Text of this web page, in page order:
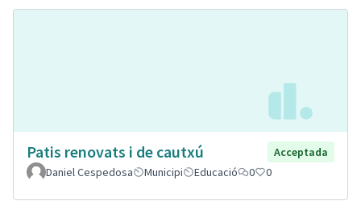
Patis renovats i de cautxú
Acceptada
Daniel Cespedosa
Municipi Educació 0 0